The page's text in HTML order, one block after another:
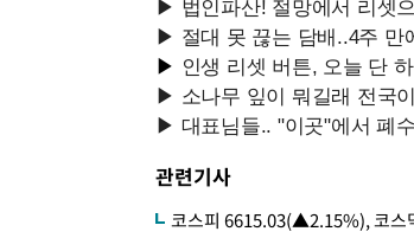
관련기사
코스피 6615.03(▲2.15%), 코